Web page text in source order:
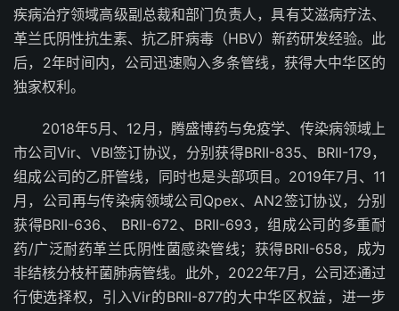
疾病治疗领域高级副总裁和部门负责人，具有艾滋病疗法、
革兰氏阴性抗生素、抗乙肝病毒（HBV）新药研发经验。此
后，2年时间内，公司迅速购入多条管线，获得大中华区的
独家权利。
2018年5月、12月，腾盛博药与免疫学、传染病领域上
市公司Vir、VBI签订协议，分别获得BRII-835、BRII-179，
组成公司的乙肝管线，同时也是头部项目。2019年7月、11
月，公司再与传染病领域公司Qpex、AN2签订协议，分别
获得BRII-636、 BRII-672、BRII-693，组成公司的多重耐
药/广泛耐药革兰氏阴性菌感染管线；获得BRII-658，成为
非结核分枝杆菌肺病管线。此外，2022年7月，公司还通过
行使选择权，引入Vir的BRII-877的大中华区权益，进一步